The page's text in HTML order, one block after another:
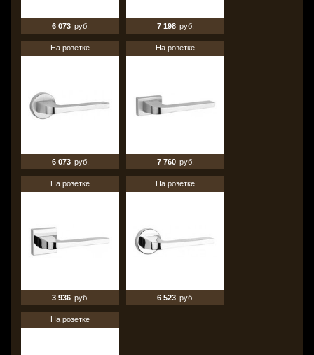
6 073 руб. 7 198 руб.
На розетке
6 073 руб.
На розетке
7 760 руб.
На розетке
3 936 руб.
На розетке
6 523 руб.
На розетке